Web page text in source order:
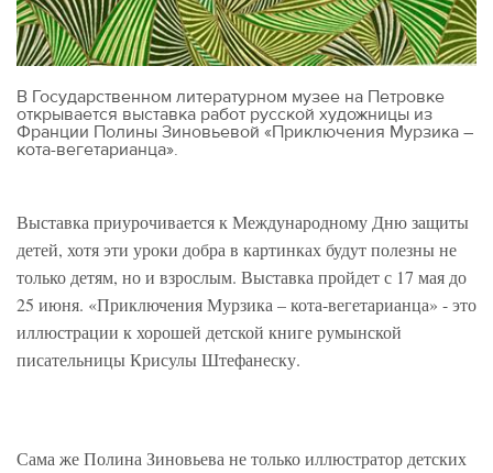
В Государственном литературном музее на Петровке
открывается выставка работ русской художницы из
Франции Полины Зиновьевой «Приключения Мурзика –
кота-вегетарианца».
Выставка приурочивается к Международному Дню защиты
детей, хотя эти уроки добра в картинках будут полезны не
только детям, но и взрослым. Выставка пройдет с 17 мая до
25 июня. «Приключения Мурзика – кота-вегетарианца» - это
иллюстрации к хорошей детской книге румынской
писательницы Крисулы Штефанеску.
Сама же Полина Зиновьева не только иллюстратор детских